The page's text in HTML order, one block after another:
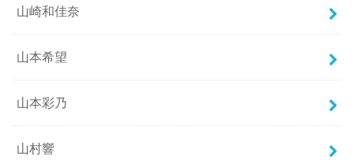
山崎和佳奈
山本希望
山本彩乃
山村響